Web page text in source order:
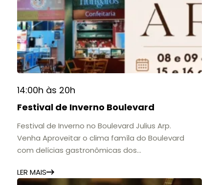
do Colégio Anchieta por meio de documentos,
histórias e marcos que evidenciam sua
contribuição para a educação, a cultura e a
formação de gerações.
📍 Casarão Julius Arp
📅 Até 30 de setembro
11h às 17h
🎟️ Entrada gratuita.
14:00h às 20h
Festival de Inverno Boulevard
Festival de Inverno no Boulevard Julius Arp.
Venha Aproveitar o clima famíla do Boulevard
com delícias gastronômicas dos
LER MAIS